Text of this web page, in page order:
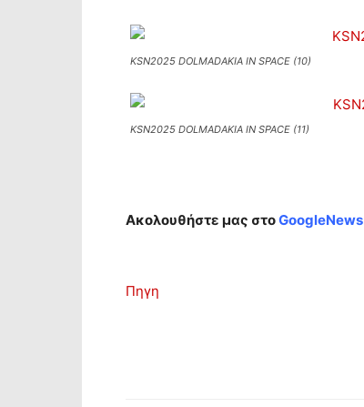
KSN2025 DOLMADAKIA IN SPACE (10)
KSN2025 DOLMADAKIA IN SPACE (11)
Ακολουθήστε μας στοGoogleNews
Πηγη